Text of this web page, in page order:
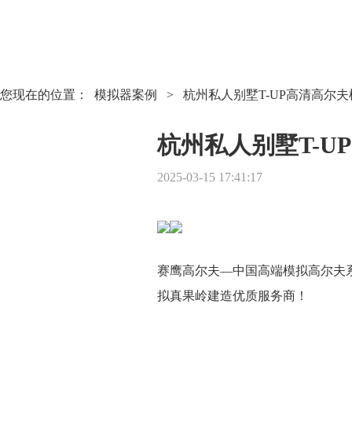
您现在的位置： 模拟器案例 > 杭州私人别墅T-UP高清高尔
杭州私人别墅T-
2025-03-15 17:41:17
赛鹰高尔夫—中国高端模拟高尔夫
拟真果岭建造优质服务商！